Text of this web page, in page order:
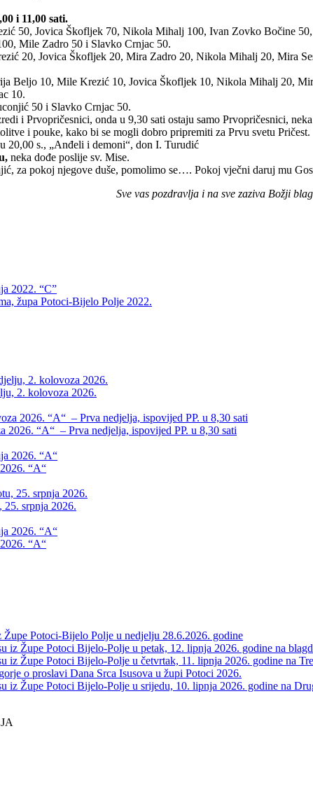
i 11,00 sati.
50, Jovica Škofljek 70, Nikola Mihalj 100, Ivan Zovko Bočine
Mile Zadro 50 i Slavko Crnjac 50.
20, Jovica Škofljek 20, Mira Zadro 20, Nikola Mihalj 20, Mira
Beljo 10, Mile Krezić 10, Jovica Škofljek 10, Nikola Mihalj 20,
10.
50 i Slavko Crnjac 50.
i Prvopričesnici, onda u 9,30 sati ostaju samo Prvopričesnici,
i pouke, kako bi se mogli dobro pripremiti za Prvu svetu Pričest.
20,00 s., „Anđeli i demoni“, don I. Turudić
neka dođe poslije sv. Mise.
za pokoj njegove duše, pomolimo se…. Pokoj vječni daruj mu
Sve vas pozdravlja i na sve zaziva Božji
2022. “C”
župa Potoci-Bijelo Polje 2022.
2. kolovoza 2026.
“A“ – Prva nedjelja, ispovijed PP. u 8,30 sati
“A“
25. srpnja 2026.
“A“
Potoci-Bijelo Polje u nedjelju 28.6.2026. godine
Župe Potoci Bijelo-Polje u petak, 12. lipnja 2026. godine na
Župe Potoci Bijelo-Polje u četvrtak, 11. lipnja 2026. godine na
o proslavi Dana Srca Isusova u župi Potoci 2026.
Župe Potoci Bijelo-Polje u srijedu, 10. lipnja 2026. godine na